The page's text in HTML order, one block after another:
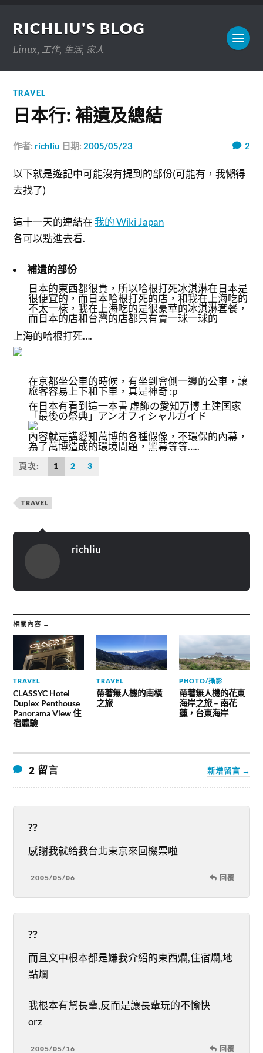
RICHLIU'S BLOG
Linux, 工作, 生活, 家人
TRAVEL
日本行: 補遺及總結
作者: richliu 日期: 2005/05/23 2
以下就是遊記中可能沒有提到的部份(可能有，我懶得
去找了)
這十一天的連結在我的 Wiki Japan
各可以點進去看.
補遺的部份
日本的東西都很貴，所以哈根打死冰淇淋在日本是
很便宜的，而日本哈根打死的店，和我在上海吃的
不太一樣，我在上海吃的是很豪華的冰淇淋套餐，
而日本的店和台灣的店都只有賣一球一球的
上海的哈根打死….
在京都坐公車的時候，有坐到會側一邊的公車，讓
旅客容易上下和下車，真是神奇 :p
在日本有看到這一本書 虚飾の愛知万博 土建国家
「最後の祭典」アンオフィシャルガイド
內容就是講愛知萬博的各種假像，不環保的內幕，
為了萬博造成的環境問題，黑幕等等…..
頁次: 1 2 3
TRAVEL
richliu
相關內容 →
TRAVEL
CLASSYC Hotel
Duplex Penthouse
Panorama View 住
宿體驗
TRAVEL
帶著無人機的南橫
之旅
PHOTO/攝影
帶著無人機的花東
海岸之旅 – 南花
蓮，台東海岸
2 留言 新增留言 →
??
感謝我就給我台北東京來回機票啦
2005/05/06 回覆
??
而且文中根本都是嫌我介紹的東西爛,住宿爛,地
點爛
我根本有幫長輩,反而是讓長輩玩的不愉快
orz
2005/05/16 回覆